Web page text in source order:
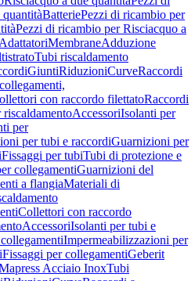
BatteriePezzi di ricambio per
Pezzi di ricambio per Risciacquo a
AdattatoriMembraneAdduzione
Tubi riscaldamento
GiuntiRiduzioniCurveRaccordi
con raccordo filettatoRaccordi
AccessoriIsolanti per
per
per tubi e raccordiGuarnizioni per
Fissaggi per tubiTubi di protezione e
collegamentiGuarnizioni del
a flangiaMateriali di
Collettori con raccordo
AccessoriIsolanti per tubi e
Impermeabilizzazioni per
Fissaggi per collegamentiGeberit
Acciaio InoxTubi